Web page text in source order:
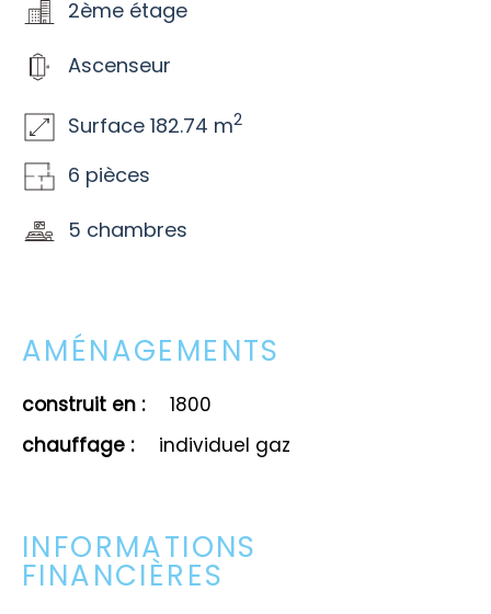
2ème étage
Ascenseur
Surface 182.74 m2
6 pièces
5 chambres
AMÉNAGEMENTS
construit en :
1800
chauffage :
individuel gaz
INFORMATIONS
FINANCIÈRES